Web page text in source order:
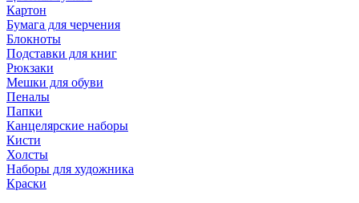
Картон
Бумага для черчения
Блокноты
Подставки для книг
Рюкзаки
Мешки для обуви
Пеналы
Папки
Канцелярские наборы
Кисти
Холсты
Наборы для художника
Краски